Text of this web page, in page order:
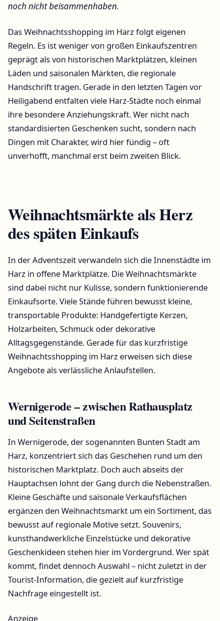
noch nicht beisammenhaben.
Das Weihnachtsshopping im Harz folgt eigenen
Regeln. Es ist weniger von großen Einkaufszentren
geprägt als von historischen Marktplätzen, kleinen
Läden und saisonalen Märkten, die regionale
Handschrift tragen. Gerade in den letzten Tagen vor
Heiligabend entfalten viele Harz-Städte noch einmal
ihre besondere Anziehungskraft. Wer nicht nach
standardisierten Geschenken sucht, sondern nach
Dingen mit Charakter, wird hier fündig – oft
unverhofft, manchmal erst beim zweiten Blick.
Weihnachtsmärkte als Herz
des späten Einkaufs
In der Adventszeit verwandeln sich die Innenstädte im
Harz in offene Marktplätze. Die Weihnachtsmärkte
sind dabei nicht nur Kulisse, sondern funktionierende
Einkaufsorte. Viele Stände führen bewusst kleine,
transportable Produkte: Handgefertigte Kerzen,
Holzarbeiten, Schmuck oder dekorative
Alltagsgegenstände. Gerade für das kurzfristige
Weihnachtsshopping im Harz erweisen sich diese
Angebote als verlässliche Anlaufstellen.
Wernigerode – zwischen Rathausplatz
und Seitenstraßen
In Wernigerode, der sogenannten Bunten Stadt am
Harz, konzentriert sich das Geschehen rund um den
historischen Marktplatz. Doch auch abseits der
Hauptachsen lohnt der Gang durch die Nebenstraßen.
Kleine Geschäfte und saisonale Verkaufsflächen
ergänzen den Weihnachtsmarkt um ein Sortiment, das
bewusst auf regionale Motive setzt. Souvenirs,
kunsthandwerkliche Einzelstücke und dekorative
Geschenkideen stehen hier im Vordergrund. Wer spät
kommt, findet dennoch Auswahl – nicht zuletzt in der
Tourist-Information, die gezielt auf kurzfristige
Nachfrage eingestellt ist.
Anzeige